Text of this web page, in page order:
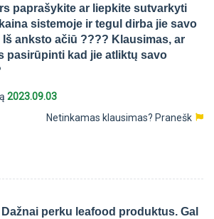
paprašykite ar liepkite sutvarkyti
sistemoje ir tegul dirba jie savo
Iš anksto ačiū ???? Klausimas, ar
pasirūpinti kad jie atliktų savo
2023.09.03
Netinkamas klausimas? Pranešk
perku leafood produktus. Gal